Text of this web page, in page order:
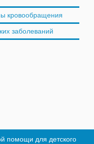
кровообращения
заболеваний
помощи для детского